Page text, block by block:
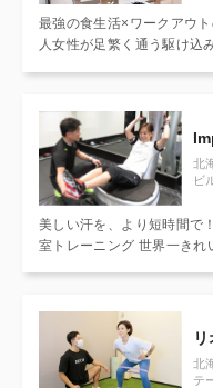
最強の食生活×ワークアウ
人女性が足繁く通う駆け込
性的なお悩み改善に歴1２
北
ビ
美しい汗を、より短時間で
室トレーニング 世界一きれ
北
テ